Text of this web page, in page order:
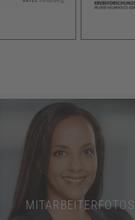
MITARBEITERFOTOS
Präsentieren Sie Ihr Team
und sympathisch.
Mehr dazu